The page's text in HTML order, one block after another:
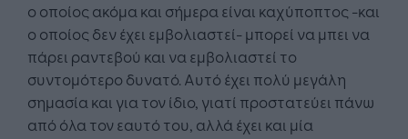
ο οποίος ακόμα και σήμερα είναι καχύποπτος -και
ο οποίος δεν έχει εμβολιαστεί- μπορεί να μπει να
πάρει ραντεβού και να εμβολιαστεί το
συντομότερο δυνατό. Αυτό έχει πολύ μεγάλη
σημασία και για τον ίδιο, γιατί προστατεύει πάνω
από όλα τον εαυτό του, αλλά έχει και μία